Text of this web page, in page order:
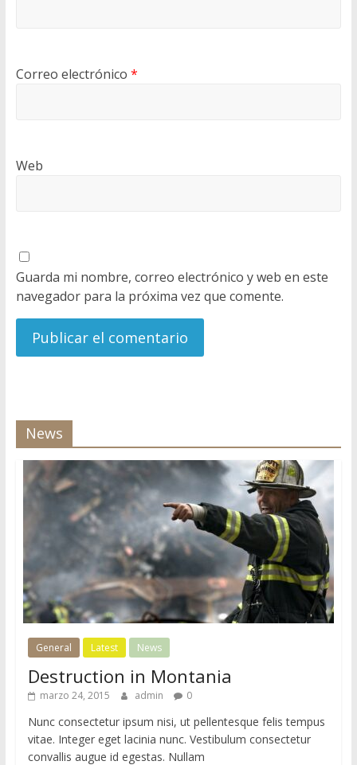
Correo electrónico *
Web
Guarda mi nombre, correo electrónico y web en este
navegador para la próxima vez que comente.
News
General Latest News
Destruction in Montania
marzo 24, 2015 admin 0
Nunc consectetur ipsum nisi, ut pellentesque felis tempus
vitae. Integer eget lacinia nunc. Vestibulum consectetur
convallis augue id egestas. Nullam